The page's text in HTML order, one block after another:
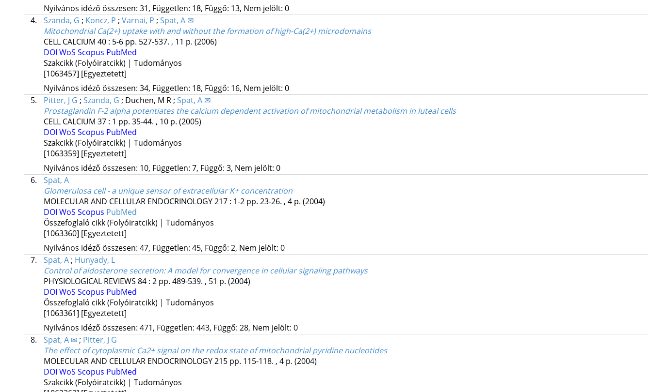
Nyilvános idéző összesen: 31, Független: 18, Függő: 13, Nem jelölt: 0
4.
Szanda, G ; Koncz, P ; Varnai, P ; Spat, A ✉
Mitochondrial Ca(2+) uptake with and without the formation of high-Ca(2+) microdomains
CELL CALCIUM 40: 5-6 pp. 527-537. , 11 p. (2006)
DOI WoS Scopus PubMed
Szakcikk (Folyóiratcikk) | Tudományos
[1063457] [Egyeztetett]
Nyilvános idéző összesen: 34, Független: 18, Függő: 16, Nem jelölt: 0
5.
Pitter, J G ; Szanda, G ; Duchen, M R; Spat, A ✉
Prostaglandin F-2 alpha potentiates the calcium dependent activation of mitochondrial metabolism in luteal cells
CELL CALCIUM 37: 1 pp. 35-44. , 10 p. (2005)
DOI WoS Scopus PubMed
Szakcikk (Folyóiratcikk) | Tudományos
[1063359] [Egyeztetett]
Nyilvános idéző összesen: 10, Független: 7, Függő: 3, Nem jelölt: 0
6.
Spat, A
Glomerulosa cell - a unique sensor of extracellular K+ concentration
MOLECULAR AND CELLULAR ENDOCRINOLOGY217: 1-2 pp. 23-26. , 4 p. (2004)
DOI WoS Scopus PubMed
Összefoglaló cikk (Folyóiratcikk) | Tudományos
[1063360] [Egyeztetett]
Nyilvános idéző összesen: 47, Független: 45, Függő: 2, Nem jelölt: 0
7.
Spat, A; Hunyady, L
Control of aldosterone secretion: A model for convergence in cellular signaling pathways
PHYSIOLOGICAL REVIEWS 84: 2 pp. 489-539. , 51 p. (2004)
DOI WoS Scopus PubMed
Összefoglaló cikk (Folyóiratcikk) | Tudományos
[1063361] [Egyeztetett]
Nyilvános idéző összesen: 471, Független: 443, Függő: 28, Nem jelölt: 0
8.
Spat, A ✉; Pitter, J G
The effect of cytoplasmic Ca2+ signal on the redox state of mitochondrial pyridine nucleotides
MOLECULAR AND CELLULAR ENDOCRINOLOGY215 pp. 115-118. , 4 p. (2004)
DOI WoS Scopus PubMed
Szakcikk (Folyóiratcikk) | Tudományos